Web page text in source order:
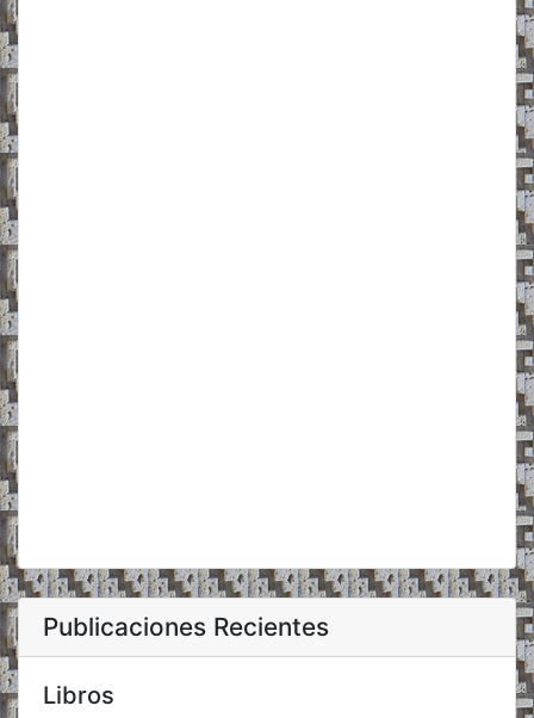
Publicaciones Recientes
Libros